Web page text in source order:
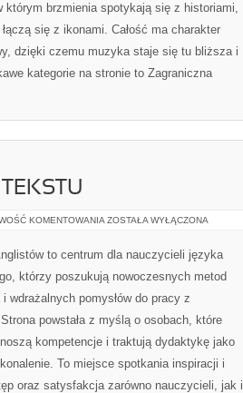
którym brzmienia spotykają się z historiami,
się z ikonami. Całość ma charakter
dzięki czemu muzyka staje się tu bliższa i
kategorie na stronie to Zagraniczna
KOMENTOWANIA CZYTANIE
TEKSTU
ZOSTAŁA WYŁĄCZONA
to centrum dla nauczycieli języka
którzy poszukują nowoczesnych metod
i wdrażalnych pomysłów do pracy z
powstała z myślą o osobach, które
kompetencje i traktują dydaktykę jako
To miejsce spotkania inspiracji i
oraz satysfakcja zarówno nauczycieli, jak i